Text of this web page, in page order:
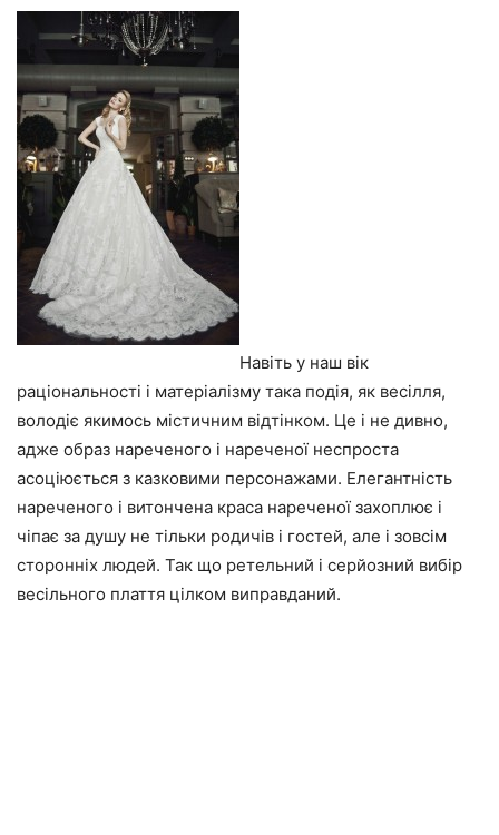
Навіть у наш вік
раціональності і матеріалізму така подія, як весілля,
володіє якимось містичним відтінком. Це і не дивно,
адже образ нареченого і нареченої неспроста
асоціюється з казковими персонажами. Елегантність
нареченого і витончена краса нареченої захоплює і
чіпає за душу не тільки родичів і гостей, але і зовсім
сторонніх людей. Так що ретельний і серйозний вибір
весільного плаття цілком виправданий.